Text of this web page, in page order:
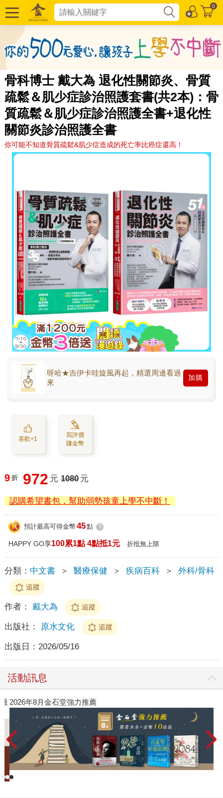
0
骨科博士 戴大為 退化性關節炎、骨質
疏鬆＆肌少症診治照護套書(共2本)：骨
質疏鬆＆肌少症診治照護全書+退化性
關節炎診治照護全書
你可能不知道骨質疏鬆&肌少症造成的死亡率比癌症還高！
呀哈★吉伊卡哇旋風再起，精選周邊看過
來
加購
喜歡+1
寫評價
賺金幣
9 折 972 元 1080 元
認購希望書包，幫助弱勢孩童上學不中斷！
預計最高可得金幣 45點 ?
HAPPY GO享100累1點 4點抵1元 折抵無上限
分類： 中文書 ＞ 醫療保健 ＞ 疾病百科 ＞ 外科/骨科
追蹤
作者： 戴大為 追蹤
出版社： 原水文化 追蹤
出版日： 2026/05/16
活動訊息
2026年8月金石堂強力推薦